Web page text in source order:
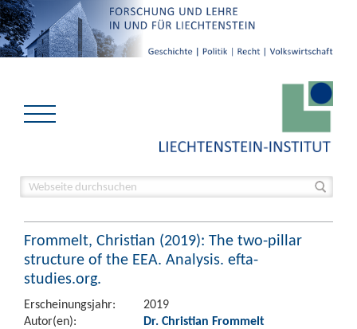
Frommelt, Christian (2019): The two-pillar
structure of the EEA. Analysis. efta-
studies.org.
Erscheinungsjahr:
2019
Autor(en):
Dr. Christian Frommelt